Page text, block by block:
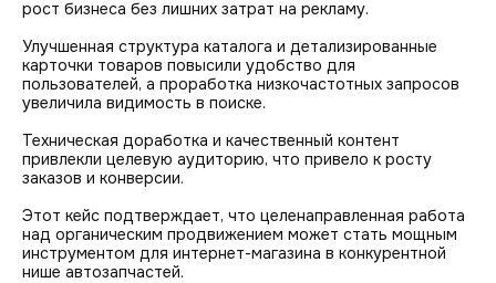
рост бизнеса без лишних затрат на рекламу.
Улучшенная структура каталога и детализированные
карточки товаров повысили удобство для
пользователей, а проработка низкочастотных запросов
увеличила видимость в поиске.
Техническая доработка и качественный контент
привлекли целевую аудиторию, что привело к росту
заказов и конверсии.
Этот кейс подтверждает, что целенаправленная работа
над органическим продвижением может стать мощным
инструментом для интернет-магазина в конкурентной
нише автозапчастей.